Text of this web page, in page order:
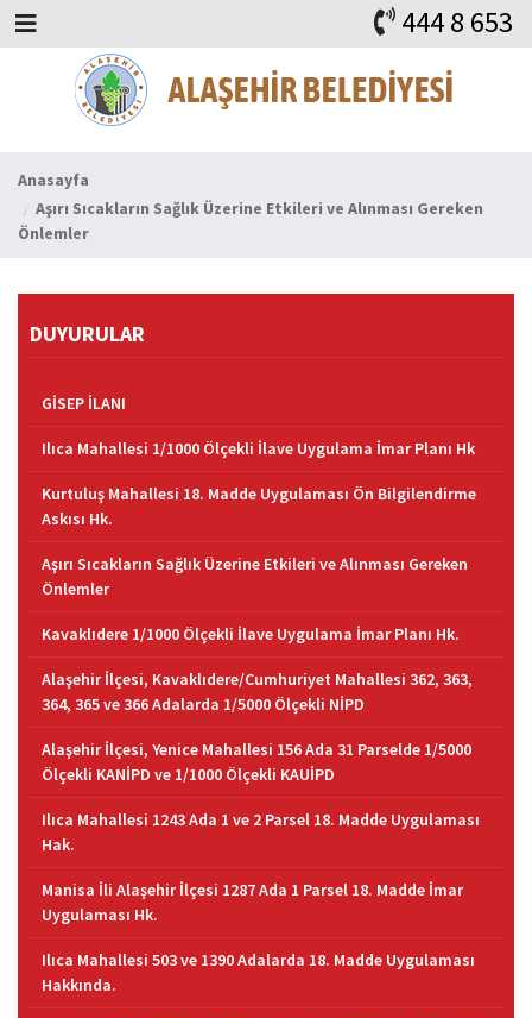
444 8 653
BAŞKAN
ALAŞEHİR
HABERLER
İHALELER
DUYURULAR
KURUMSAL
ALAŞEHİR
FAYDALI ADRESLER
iLETİŞİM
Anasayfa
Aşırı Sıcakların Sağlık Üzerine Etkileri ve Alınması Gereken
Önlemler
DUYURULAR
GİSEP İLANI
Ilıca Mahallesi 1/1000 Ölçekli İlave Uygulama İmar Planı Hk
Kurtuluş Mahallesi 18. Madde Uygulaması Ön Bilgilendirme
Askısı Hk.
Aşırı Sıcakların Sağlık Üzerine Etkileri ve Alınması Gereken
Önlemler
Kavaklıdere 1/1000 Ölçekli İlave Uygulama İmar Planı Hk.
Alaşehir İlçesi, Kavaklıdere/Cumhuriyet Mahallesi 362, 363,
364, 365 ve 366 Adalarda 1/5000 Ölçekli NİPD
Alaşehir İlçesi, Yenice Mahallesi 156 Ada 31 Parselde 1/5000
Ölçekli KANİPD ve 1/1000 Ölçekli KAUİPD
Ilıca Mahallesi 1243 Ada 1 ve 2 Parsel 18. Madde Uygulaması
Hak.
Manisa İli Alaşehir İlçesi 1287 Ada 1 Parsel 18. Madde İmar
Uygulaması Hk.
Ilıca Mahallesi 503 ve 1390 Adalarda 18. Madde Uygulaması
Hakkında.